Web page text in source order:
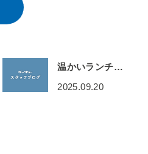
温かいランチ…
2025.09.20